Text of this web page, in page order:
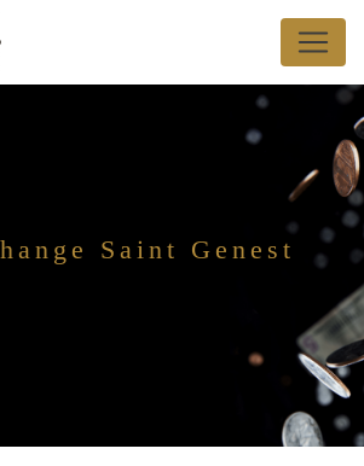
des cookies
Saint Genest